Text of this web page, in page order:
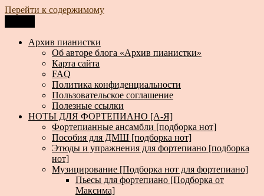
Перейти к содержимому
Архив пианистки
Всё для пианистов: ноты, книги, музыка, статьи…
Архив пианистки
Об авторе блога «Архив пианистки»
Карта сайта
FAQ
Политика конфиденциальности
Пользовательское соглашение
Полезные ссылки
НОТЫ ДЛЯ ФОРТЕПИАНО [А-Я]
Фортепианные ансамбли [подборка нот]
Пособия для ДМШ [подборка нот]
Этюды и упражнения для фортепиано [подборка
нот]
Музицирование [Подборка нот для фортепиано]
Пьесы для фортепиано [Подборка от
Максима]